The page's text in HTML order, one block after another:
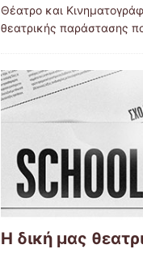
Θέατρο και
θεατρικής παράστασης
Η δική μας